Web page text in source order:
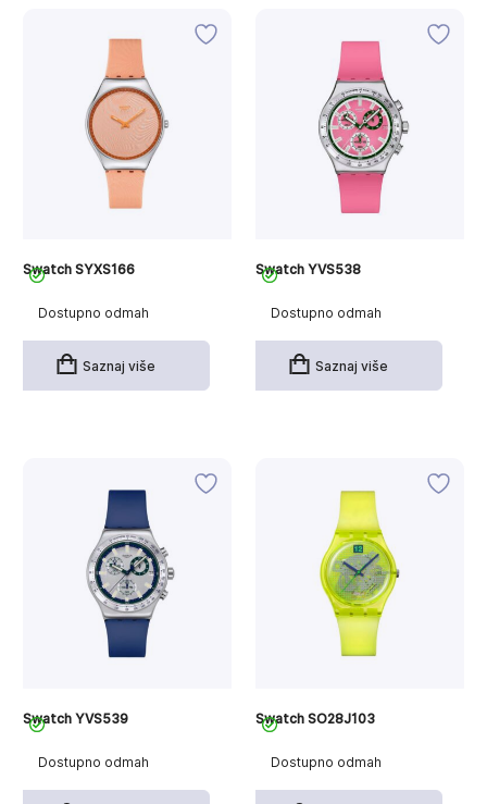
Dostupno odmah
Swatch SYXS166
Saznaj više
Dostupno odmah
Swatch YVS538
Saznaj više
Dostupno odmah
Swatch YVS539
Dostupno odmah
Swatch SO28J103